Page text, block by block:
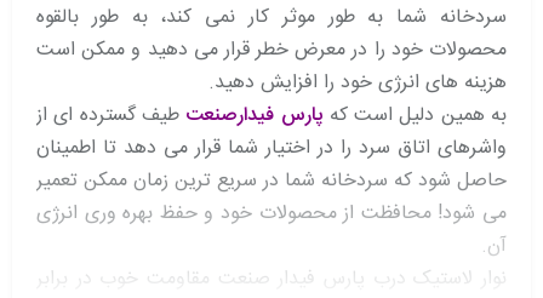
سردخانه شما به طور موثر کار نمی کند، به طور بالقوه
محصولات خود را در معرض خطر قرار می دهید و ممکن است
هزینه های انرژی خود را افزایش دهید.
به همین دلیل است که پارس فیدارصنعت طیف گسترده ای از
واشرهای اتاق سرد را در اختیار شما قرار می دهد تا اطمینان
حاصل شود که سردخانه شما در سریع ترین زمان ممکن تعمیر
می شود! محافظت از محصولات خود و حفظ بهره وری انرژی
آن.
نوار لاستیک درب پارس فیدار صنعت مقاومت خوب در برابر